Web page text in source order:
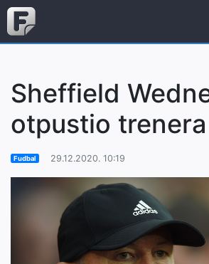
Sheffield
otpustio trenera
Fudbal 29.12.2020. 10:19